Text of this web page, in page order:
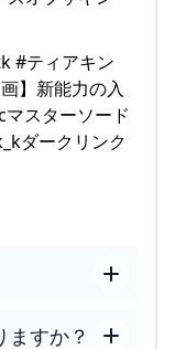
#ティアキン
】新能力の入
スターソード
ダークリンク
すか？